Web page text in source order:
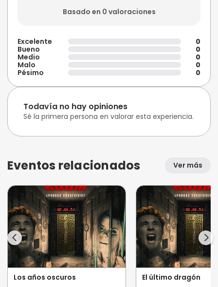
Basado en 0 valoraciones
Excelente
0
Bueno
0
Medio
0
Malo
0
Pésimo
0
Todavía no hay opiniones
Sé la primera persona en valorar esta experiencia.
Eventos relacionados Ver más
Los años oscuros El último dragón